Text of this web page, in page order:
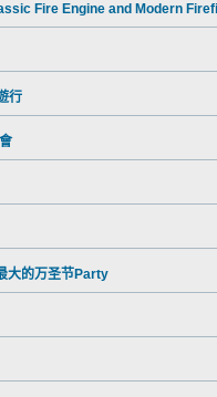
Fire Engine and Modern
行
大的万圣节Party